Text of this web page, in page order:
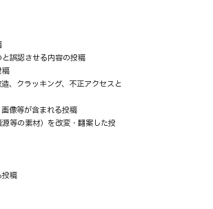
誤認させる内容の投稿
稿
、クラッキング、不正アクセスと
像等が含まれる投稿
等の素材）を改変・翻案した投
投稿